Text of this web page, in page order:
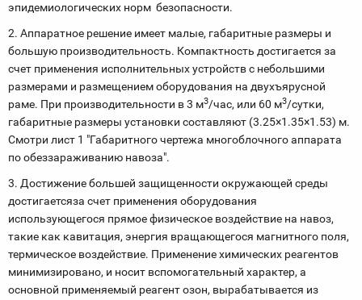
эпидемиологических норм безопасности.
2. Аппаратное решение имеет малые, габаритные размеры и
большую производительность. Компактность достигается за
счет применения исполнительных устройств с небольшими
размерами и размещением оборудования на двухъярусной
раме. При производительности в 3 м3/час, или 60 м3/сутки,
габаритные размеры установки составляют (3.25×1.35×1.53) м.
Смотри лист 1 "Габаритного чертежа многоблочного аппарата
по обеззараживанию навоза".
3. Достижение большей защищенности окружающей среды
достигаетсяза счет применения оборудования
использующегося прямое физическое воздействие на навоз,
такие как кавитация, энергия вращающегося магнитного поля,
термическое воздействие. Применение химических реагентов
минимизировано, и носит вспомогательный характер, а
основной применяемый реагент озон, вырабатывается из